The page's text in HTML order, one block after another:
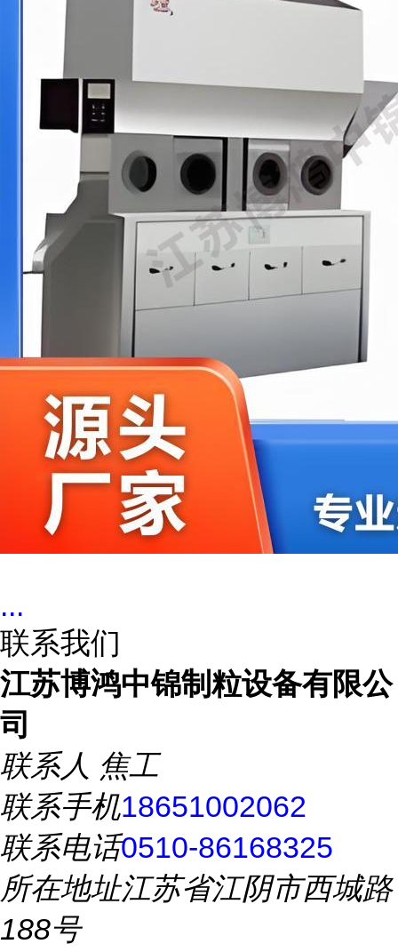
...
联系我们
江苏博鸿中锦制粒设备有限公
司
联系人 焦工
联系手机18651002062
联系电话0510-86168325
所在地址江苏省江阴市西城路
188号